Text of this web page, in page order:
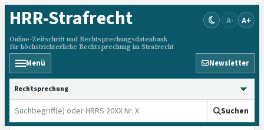
HRR-Strafrecht
Online-Zeitschrift und Rechtsprechungsdatenbank
für höchstrichterliche Rechtsprechung im Strafrecht
A- A+
Menü Newsletter
HRRS durchsuchen
Suchen